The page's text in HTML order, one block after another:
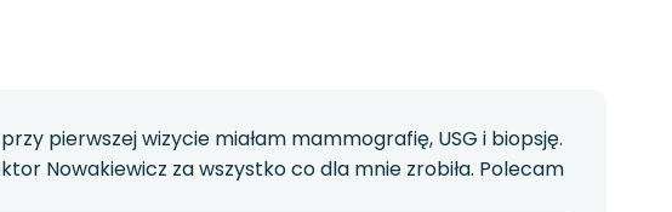
pierwszej wizycie miałam mammografię, USG i biopsję.
Nowakiewicz za wszystko co dla mnie zrobiła. Polecam